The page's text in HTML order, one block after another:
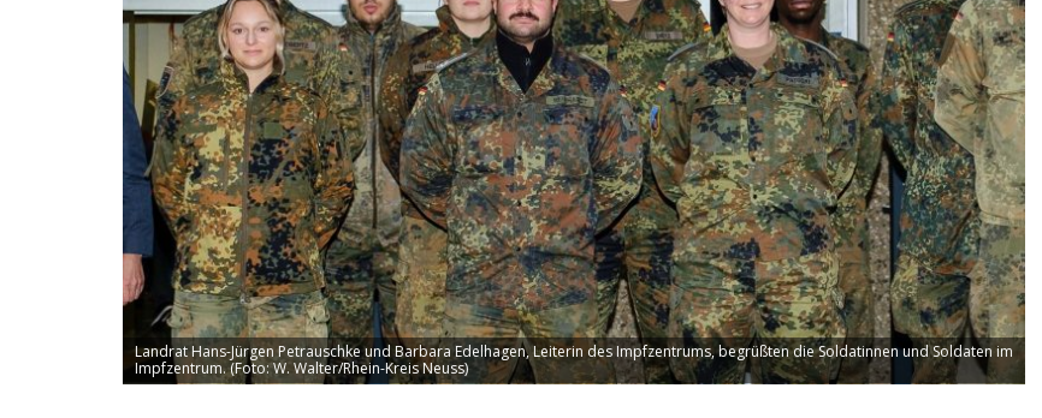
Landrat Hans-Jürgen Petrauschke und Barbara Edelhagen, Leiterin des Impfzentrums, begrüßten die Soldatinnen und Soldaten im
Impfzentrum. (Foto: W. Walter/Rhein-Kreis Neuss)